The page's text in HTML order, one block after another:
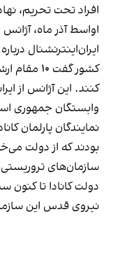
افراد تحت تحریم،
اواسط آذر ماه،
ایران‌اینترنشنال درباره
کشور گفت
کنند. این آژانس از
وابستگان جمهوری
بودند که از دولت
سازمان‌های
دولت کانادا تا کنون
نیروی قدس این